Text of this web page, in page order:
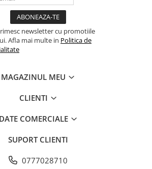
newsletter cu promotiile
Afla mai multe in Politica de
MAGAZINUL MEU
CLIENTI
DATE COMERCIALE
SUPORT CLIENTI
0777028710